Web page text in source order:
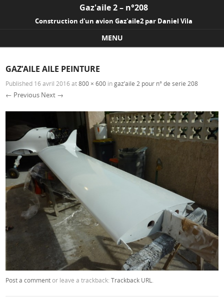
Gaz'aile 2 – n°208
Construction d'un avion Gaz'aile2 par Daniel Vila
MENU
GAZ’AILE AILE PEINTURE
Published 16 avril 2016 at800 × 600 ingaz’aile 2 pour n° de serie 208
← Previous Next →
Post a commentor leave a trackback:Trackback URL